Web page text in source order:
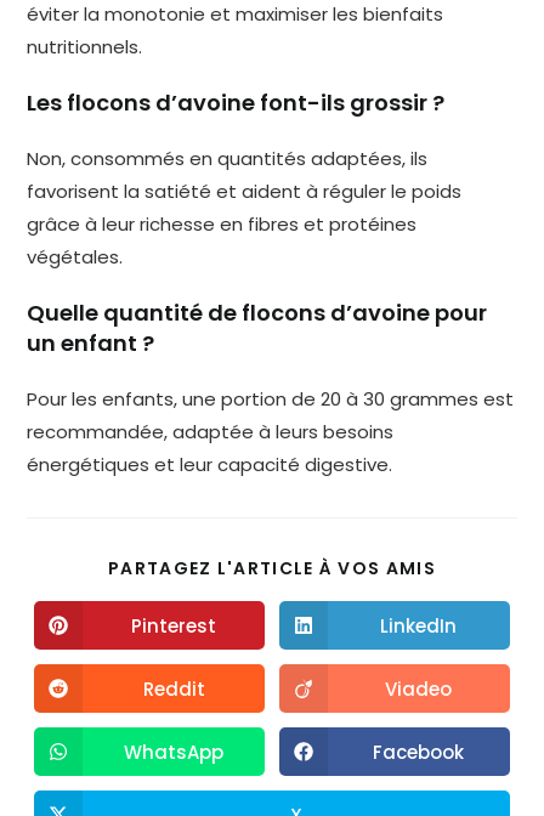
éviter la monotonie et maximiser les bienfaits
nutritionnels.
Les flocons d’avoine font-ils grossir ?
Non, consommés en quantités adaptées, ils
favorisent la satiété et aident à réguler le poids
grâce à leur richesse en fibres et protéines
végétales.
Quelle quantité de flocons d’avoine pour
un enfant ?
Pour les enfants, une portion de 20 à 30 grammes est
recommandée, adaptée à leurs besoins
énergétiques et leur capacité digestive.
PARTAGEZ L'ARTICLE À VOS AMIS
Pinterest LinkedIn
Reddit Viadeo
WhatsApp Facebook